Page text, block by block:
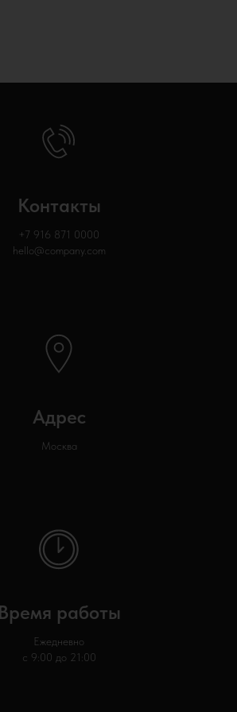
Контакты
+7 916 871 0000
hello@company.com
Адрес
Москва
Время работы
Ежедневно
с 9:00 до 21:00